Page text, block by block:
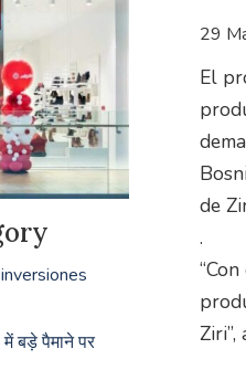
29
El
de
.
बड़े पैमाने पर